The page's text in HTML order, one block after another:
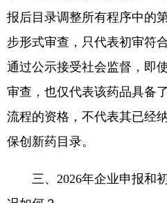
报后目录调整所有程序中的
步形式审查，只代表初审符
通过公示接受社会监督，即
审查，也仅代表该药品具备
流程的资格，不代表其已经
保创新药目录。
三、2026年企业申报和